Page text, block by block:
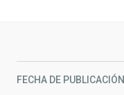
FECHA DE PUBLICACIÓN